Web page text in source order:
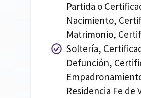
Partida o
Nacimiento,
Matrimonio,
Soltería,
Defunción,
Residencia Fe de